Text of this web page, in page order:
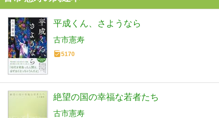
平成くん、さようなら
古市憲寿
5170
絶望の国の幸福な若者たち
古市憲寿